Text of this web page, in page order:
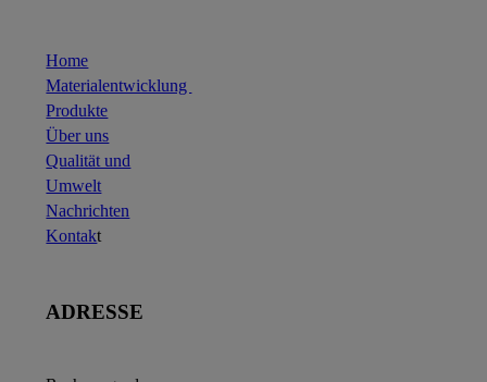
Home
Materialentwicklung
Produkte
Über uns
Qualität und
Umwelt
Nachrichten
Kontakt
ADRESSE